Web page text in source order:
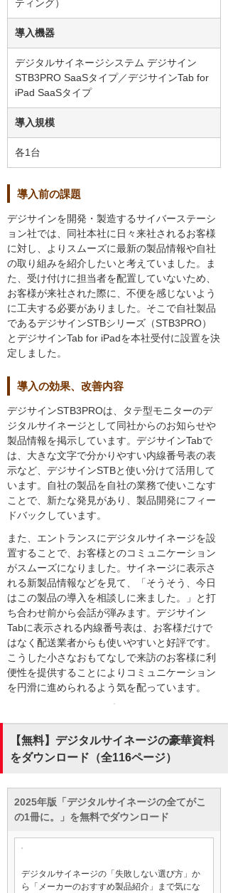
ティング）
導入機器
デジタルサイネージシステム デジサイン
STB3PRO SaaSタイプ／デジサインTab for
iPad SaaSタイプ
導入規模
各1台
導入前の課題
デジサインを開発・製造するサイバーステーシ
ョン社では、同社本社に日々来社されるお客様
に対し、よりスムーズに最新の製品情報や自社
の取り組みを紹介したいと考えていました。ま
た、受け付けに担当者を配置していないため、
お客様が来社された際に、不便を感じないよう
に工夫する必要がありました。そこで自社製品
であるデジサインSTBシリーズ（STB3PRO）
とデジサインTab for iPadを本社受付に設置を決
定しました。
導入の効果、改善内容
デジサインSTB3PROは、タテ型モニターのデ
ジタルサイネージとして同社からのお知らせや
製品情報を掲示しています。デジサインTabで
は、大きな文字で分かりやすい内線番号表の表
示など、デジサインSTBと使い分けて活用して
います。自社の製品を自社の業務で使いこなす
ことで、新たな発見があり、製品開発にフィー
ドバックしています。
また、エントランスにデジタルサイネージを設
置することで、お客様とのコミュニケーション
がスムーズになりました。サイネージに表示さ
れる新製品情報などを見て、「そうそう、今日
はこの製品の導入を相談しに来ました。」と打
ち合わせ前から会話が弾みます。デジサイン
Tabに表示される内線番号表は、お客様だけで
はなく配送業者からも使いやすいと好評です。
こうした小さなおもてなしで来訪のお客様に利
便性を提供することによりコミュニケーション
を円滑に進められるよう気を配っています。
【無料】デジタルサイネージの豪華資料
をダウンロード（全116ページ）
2025年版「デジタルサイネージの全てがこ
の1冊に。」を無料でダウンロード
デジタルサイネージの「失敗しない選び方」か
ら「メーカーのおすすめ製品紹介」まで気にな